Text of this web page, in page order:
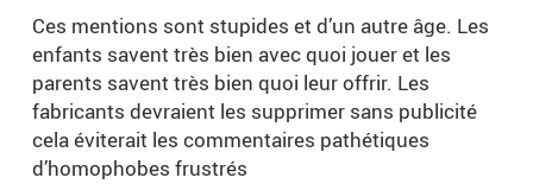
Ces mentions sont stupides et d’un autre âge. Les
enfants savent très bien avec quoi jouer et les
parents savent très bien quoi leur offrir. Les
fabricants devraient les supprimer sans publicité
cela éviterait les commentaires pathétiques
d’homophobes frustrés